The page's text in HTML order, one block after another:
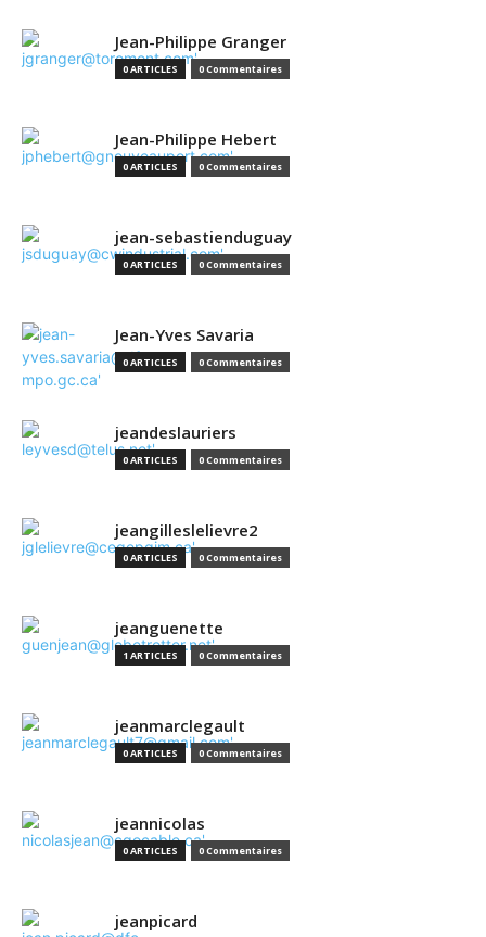
Jean-Philippe Granger
0 ARTICLES 0 Commentaires
Jean-Philippe Hebert
0 ARTICLES 0 Commentaires
jean-sebastienduguay
0 ARTICLES 0 Commentaires
Jean-Yves Savaria
0 ARTICLES 0 Commentaires
jeandeslauriers
0 ARTICLES 0 Commentaires
jeangilleslelievre2
0 ARTICLES 0 Commentaires
jeanguenette
1 ARTICLES 0 Commentaires
jeanmarclegault
0 ARTICLES 0 Commentaires
jeannicolas
0 ARTICLES 0 Commentaires
jeanpicard